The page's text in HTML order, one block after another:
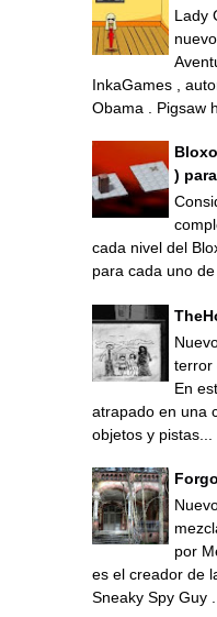
Lady
InkaGames ,
Obama . Pigsaw
)
cada nivel del
para cada uno
terror
En
atrapado en una
objetos y pistas...
por
es el creador de
Sneaky Spy Guy .